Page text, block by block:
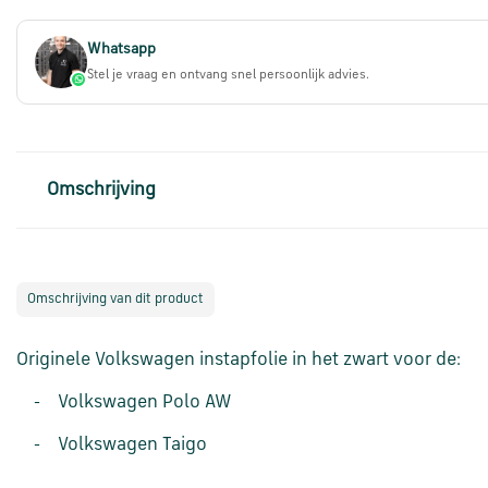
Whatsapp
Stel je vraag en ontvang snel persoonlijk advies.
Omschrijving
Omschrijving van dit product
Originele Volkswagen instapfolie in het zwart voor de:
- Volkswagen Polo AW
- Volkswagen Taigo